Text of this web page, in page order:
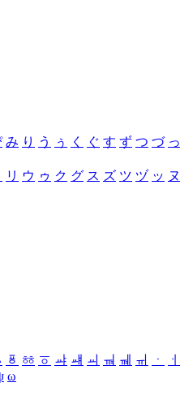
み り う ぅ く ぐ す ず つ づ っ
リ ウ ゥ ク グ ス ズ ツ ヅ ッ ヌ
ㆄ ㆅ ㆆ ㆇ ㆈ ㆉ ㆊ ㆋ ㆌ ㆍ
ㆎ
ω